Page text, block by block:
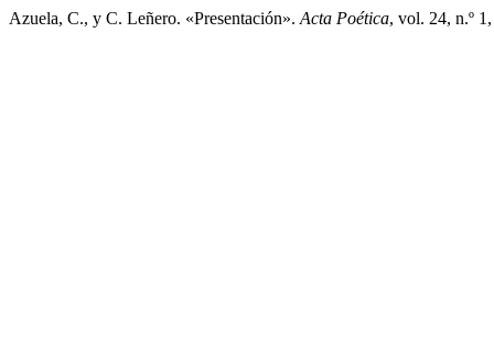
Azuela, C., y C. Leñero. «Presentación». Acta Poética, vol. 24, n.º